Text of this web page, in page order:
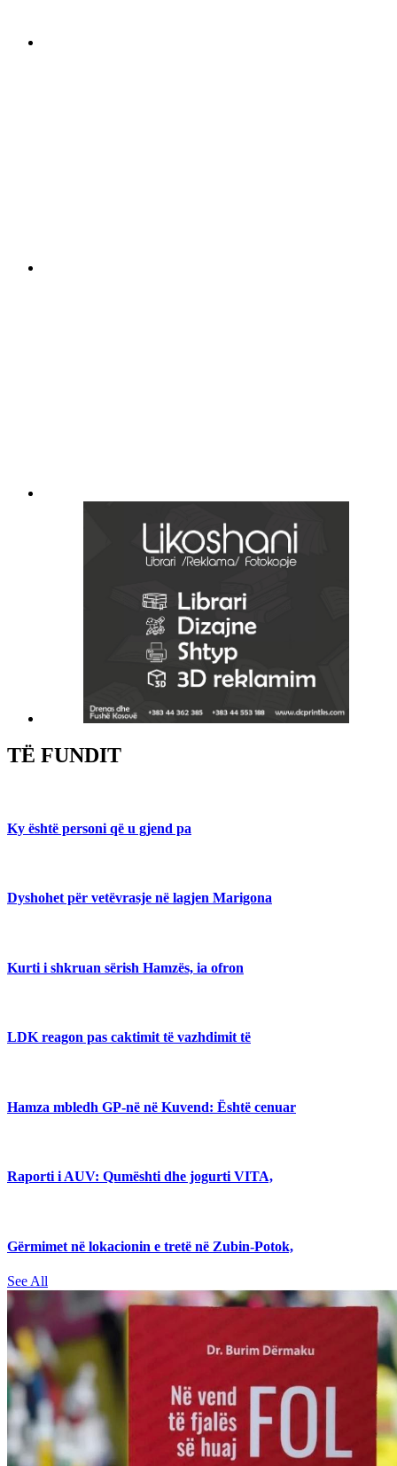
TË FUNDIT
Ky është personi që u gjend pa
Dyshohet për vetëvrasje në lagjen Marigona
Kurti i shkruan sërish Hamzës, ia ofron
LDK reagon pas caktimit të vazhdimit të
Hamza mbledh GP-në në Kuvend: Është cenuar
Raporti i AUV: Qumështi dhe jogurti VITA,
Gërmimet në lokacionin e tretë në Zubin-Potok,
See All